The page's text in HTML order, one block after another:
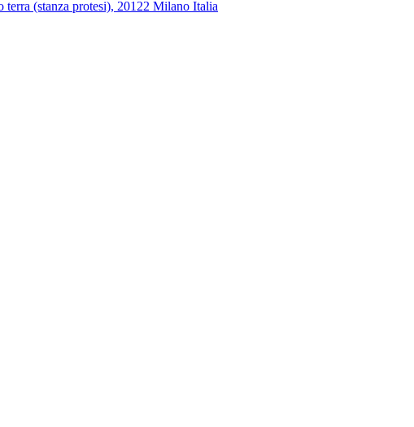
(stanza protesi), 20122 Milano Italia